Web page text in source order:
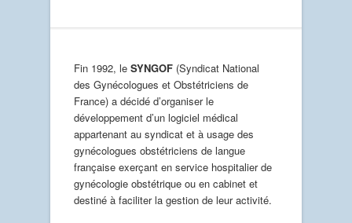
Fin 1992, le SYNGOF (Syndicat National
des Gynécologues et Obstétriciens de
France) a décidé d’organiser le
développement d’un logiciel médical
appartenant au syndicat et à usage des
gynécologues obstétriciens de langue
française exerçant en service hospitalier de
gynécologie obstétrique ou en cabinet et
destiné à faciliter la gestion de leur activité.